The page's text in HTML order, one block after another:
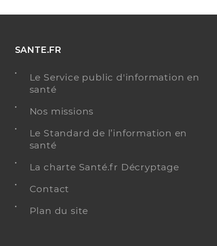
SANTE.FR
Le Service public d'information en
santé
Nos missions
Le Standard de l’information en
santé
La charte Santé.fr Décryptage
Contact
Plan du site